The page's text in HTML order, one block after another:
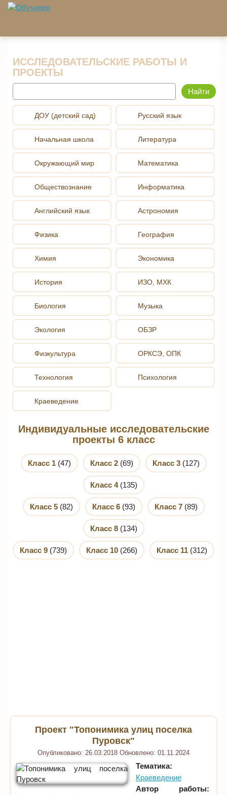
Перейти к основному содержанию
ИССЛЕДОВАТЕЛЬСКИЕ РАБОТЫ И
ПРОЕКТЫ
ДОУ (детский сад)
Начальная школа
Окружающий мир
Обществознание
Английский язык
Русский язык
Литература
Математика
Информатика
Астрономия
Физика
Химия
История
Биология
Экология
География
Экономика
ИЗО, МХК
Музыка
ОБЗР
Физкультура
Технология
Краеведение
ОРКСЭ, ОПК
Психология
Индивидуальные исследовательские
проекты 6 класс
Класс 1(47) Класс 2(69) Класс 3(127)
Класс 4(135)
Класс 5(82) Класс 6(93) Класс 7(89)
Класс 8(134)
Класс 9 (739) Класс 10 (266) Класс 11 (312)
Проект "Топонимика улиц поселка
Пуровск"
Опубликовано: 26.03.2018 Обновлено: 01.11.2024
Тематика:
Краеведение
Автор работы: